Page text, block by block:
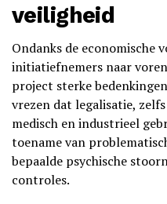
veiligheid
Ondanks de economische
initiatiefnemers naar
project sterke
vrezen dat legalisatie,
medisch en industrieel
toename van
bepaalde psychische
controles.